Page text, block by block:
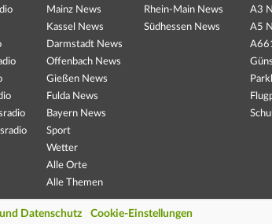
Mainz News
Kassel News
Darmstadt News
Offenbach News
Gießen News
Fulda News
Bayern News
Sport
Wetter
Alle Orte
Alle Themen
Rhein-Main News
Südhessen News
A3
A5
Datenschutz Cookie-Einstellungen